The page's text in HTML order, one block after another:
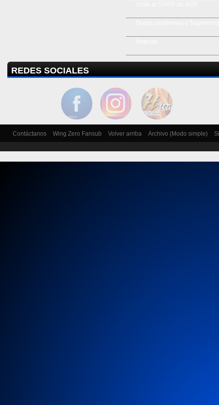
REDES SOCIALES
Contáctanos Wing Zero Fansub Volver arriba Archivo (Modo simple)